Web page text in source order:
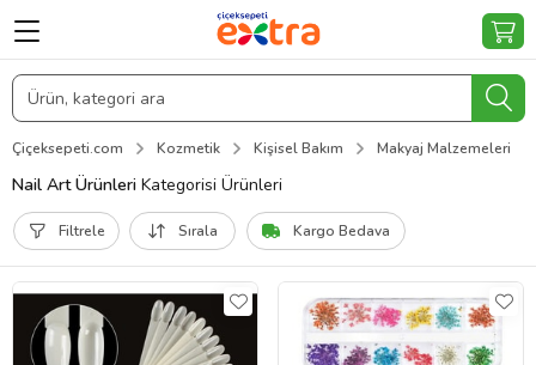
Çiçeksepeti.com Kozmetik Kişisel Bakım Makyaj Malzemeleri
Nail Art Ürünleri Kategorisi Ürünleri
Filtrele Sırala Kargo Bedava